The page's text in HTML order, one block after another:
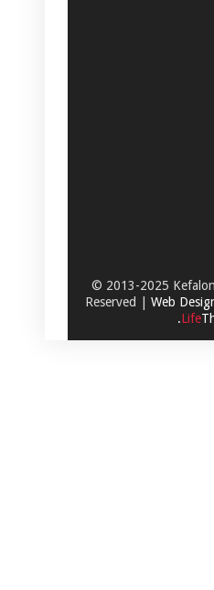
© 2013-2025
Reserved | Web
.Life